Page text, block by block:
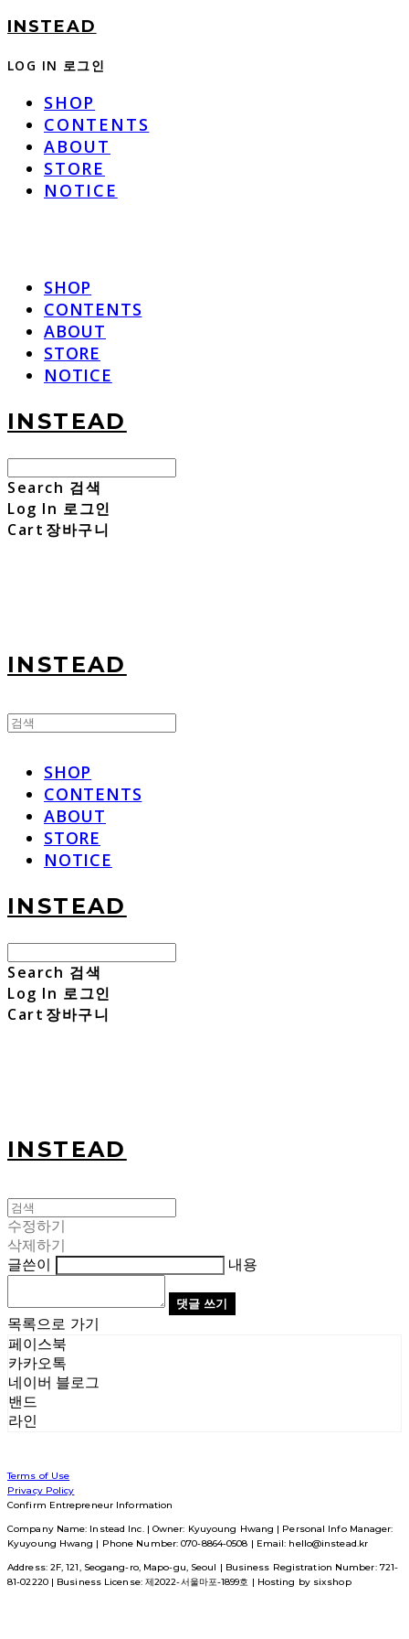
INSTEAD
LOG IN 로그인
SHOP
CONTENTS
ABOUT
STORE
NOTICE
SHOP
CONTENTS
ABOUT
STORE
NOTICE
INSTEAD
Search 검색
Log In 로그인
Cart 장바구니
INSTEAD
SHOP
CONTENTS
ABOUT
STORE
NOTICE
INSTEAD
Search 검색
Log In 로그인
Cart 장바구니
INSTEAD
수정하기
삭제하기
글쓴이
내용
댓글 쓰기
목록으로 가기
페이스북
카카오톡
네이버 블로그
밴드
라인
Terms of Use
Privacy Policy
Confirm Entrepreneur Information
Company Name: Instead Inc. | Owner: Kyuyoung Hwang | Personal Info Manager:
Kyuyoung Hwang | Phone Number: 070-8864-0508 | Email: hello@instead.kr
Address: 2F, 121, Seogang-ro, Mapo-gu, Seoul | Business Registration Number: 721-
81-02220| Business License: 제2022-서울마포-1899호 | Hosting by sixshop